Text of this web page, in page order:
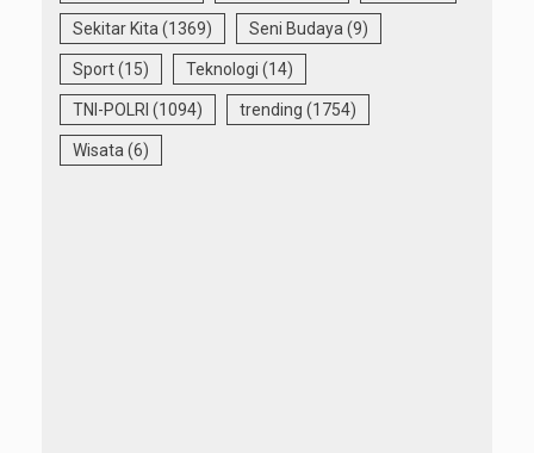
Sekitar Kita (1369) Seni Budaya (9)
Sport(15) Teknologi (14)
TNI-POLRI (1094) trending (1754)
Wisata (6)